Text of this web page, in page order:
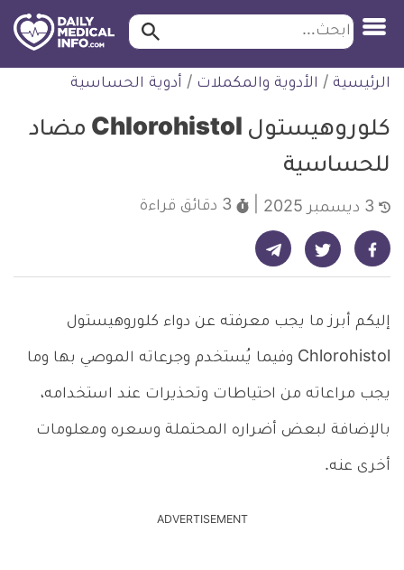
التخطي
للمحتوى
طبية
ابحث ابحث…
الرئيسية / الأدوية والمكملات / أدوية الحساسية
كلوروهيستول Chlorohistol مضاد
للحساسية
3 دقائق قراءة
شارك على فيسبوك - ديلي ميديكال انفو شارك على تويتر - ديلي ميديكال انفو شارك على تيليجرام - ديلي ميديكال انفو
إليكم أبرز ما يجب معرفته عن دواء كلوروهيستول
Chlorohistol وفيما يُستخدم وجرعاته الموصي بها وما
يجب مراعاته من احتياطات وتحذيرات عند استخدامه،
بالإضافة لبعض أضراره المحتملة وسعره ومعلومات
أخرى عنه.
ADVERTISEMENT